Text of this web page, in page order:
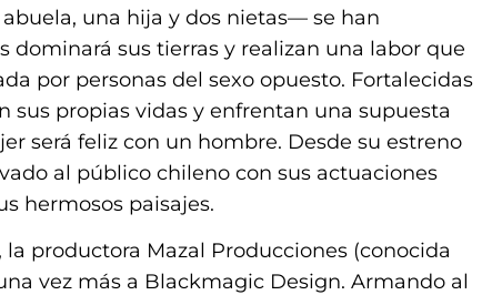
una hija y dos nietas— se han
sus tierras y realizan una labor que
por personas del sexo opuesto. Fortalecidas
sus propias vidas y enfrentan una supuesta
será feliz con un hombre. Desde su estreno
al público chileno con sus actuaciones
hermosos paisajes.
la productora Mazal Producciones (conocida
vez más a Blackmagic Design. Armando al